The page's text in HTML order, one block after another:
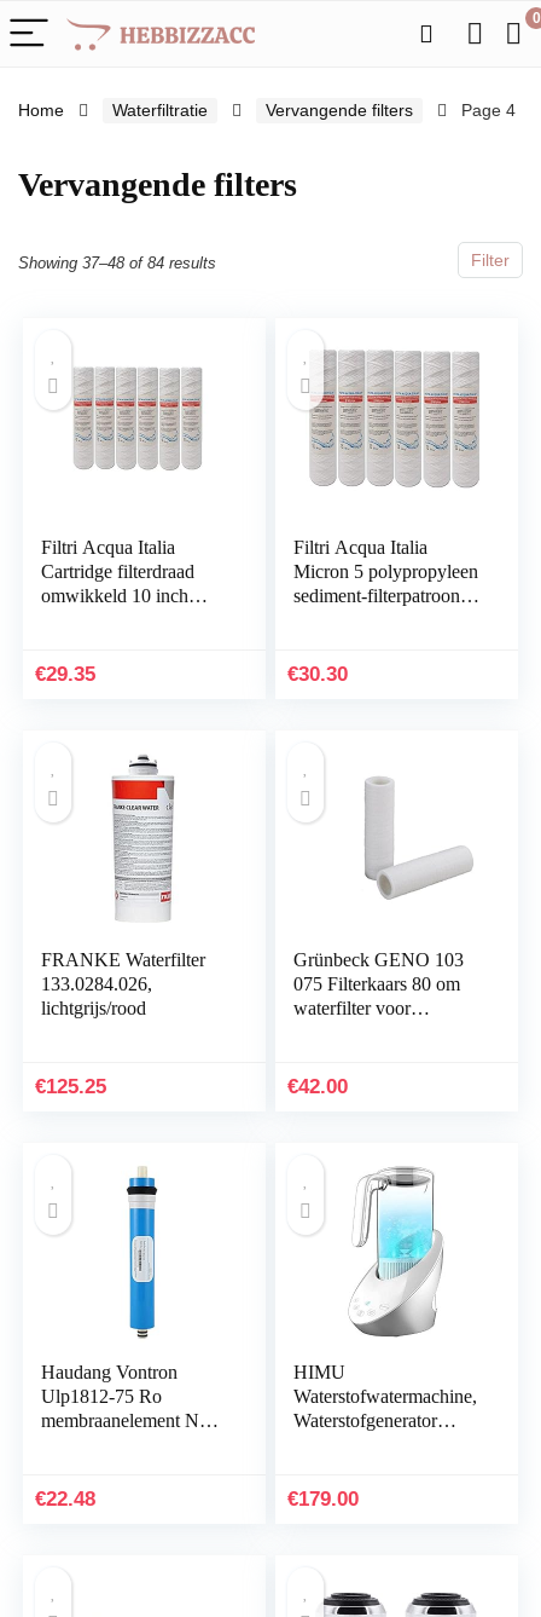
0
Home Waterfiltratie Vervangende filters Page 4
Vervangende filters
Filter
Showing 37–48 of 84 results
Filtri Acqua Italia
Cartridge filterdraad
omwikkeld 10 inch
€29.35
Filtri Acqua Italia
Micron 5 polypropyleen
sediment-filterpatroon,
€30.30
FRANKE Waterfilter
133.0284.026,
lichtgrijs/rood
€125.25
Grünbeck GENO 103
075 Filterkaars 80 om
waterfilter voor
zonder beschermbel,
€42.00
Haudang Vontron
Ulp1812-75 Ro
membraanelement NSF
cartridge
€22.48
HIMU
Waterstofwatermachine,
Waterstofgenerator
Ion Generator
€179.00